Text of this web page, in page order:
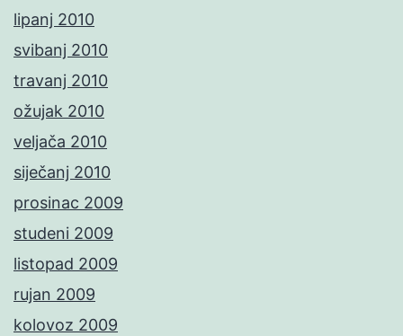
lipanj 2010
svibanj 2010
travanj 2010
ožujak 2010
veljača 2010
siječanj 2010
prosinac 2009
studeni 2009
listopad 2009
rujan 2009
kolovoz 2009